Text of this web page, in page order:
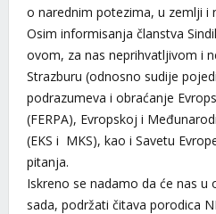
o narednim potezima, u zemlji i
Osim informisanja članstva
ovom, za nas neprihvatljivom i
Strazburu (odnosno sudije
podrazumeva i obraćanje
(FERPA), Evropskoj i
(EKS i MKS), kao i Savetu
pitanja.
Iskreno se nadamo da će nas
sada, podržati čitava porodica